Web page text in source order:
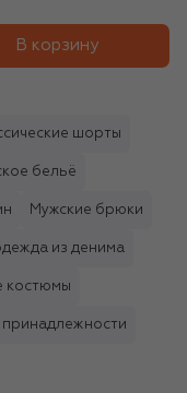
В корзину
шорты
бельё
Мужские брюки
из денима
костюмы